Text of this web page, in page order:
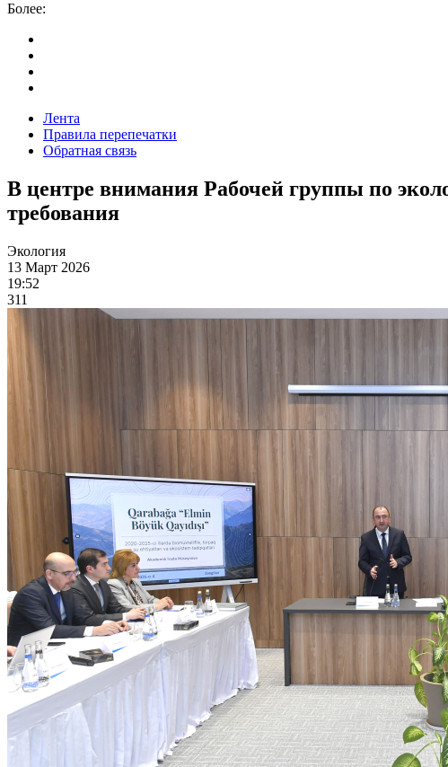
Более:
Лента
Правила перепечатки
Обратная связь
В центре внимания Рабочей группы по
требования
Экология
13 Март 2026
19:52
311